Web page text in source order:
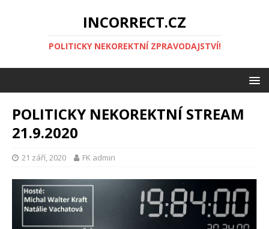
INCORRECT.CZ
POLITICKY NEKOREKTNÍ ZPRAVODAJSTVÍ!
POLITICKY NEKOREKTNÍ STREAM
21.9.2020
21 září, 2020 FK admin